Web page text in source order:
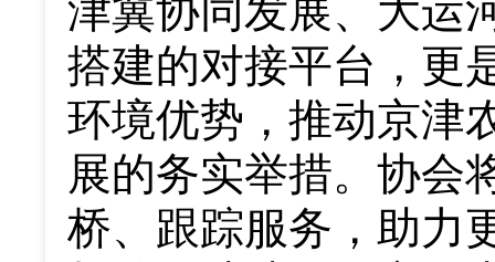
津冀协同发展、大运
搭建的对接平台，更
环境优势，推动京津
展的务实举措。协会
桥、跟踪服务，助力